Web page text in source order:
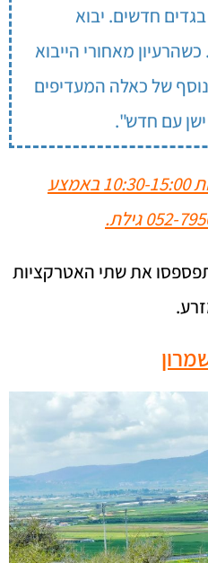
חדשים. יבוא
מאחורי הייבוא
של כאלה המעדיפים
עם חדש".
פתוח:- שישי ושבת בין השעות 10:30-15:00 באמצע
את שתי האטרקציות